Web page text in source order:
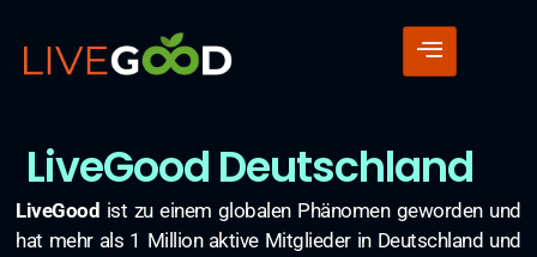
LiveGood Deutschland
LiveGood ist zu einem globalen Phänomen geworden und
hat mehr als 1 Million aktive Mitglieder in Deutschland und